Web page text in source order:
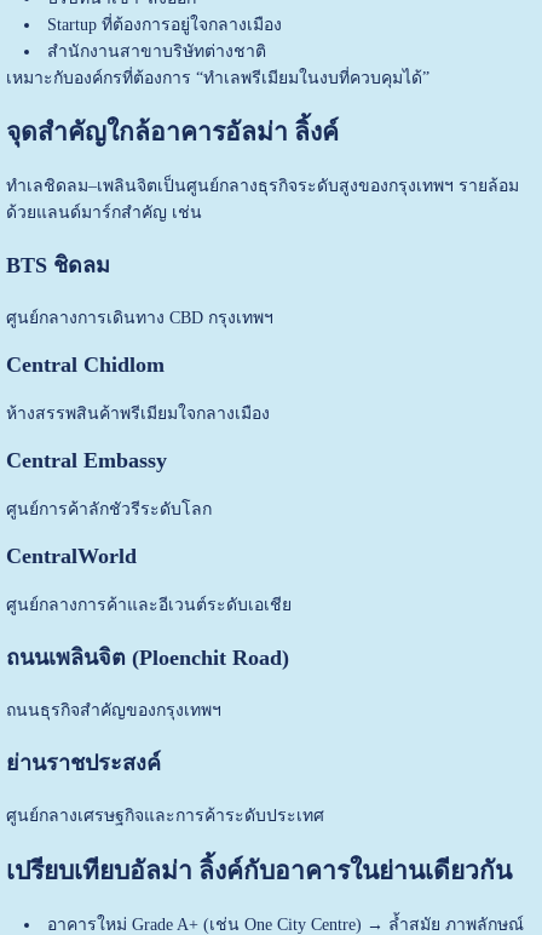
Startup ที่ต้องการอยู่ใจกลางเมือง
สำนักงานสาขาบริษัทต่างชาติ
เหมาะกับองค์กรที่ต้องการ “ทำเลพรีเมียมในงบที่ควบคุมได้”
จุดสำคัญใกล้อาคารอัลม่า ลิ้งค์
ทำเลชิดลม–เพลินจิตเป็นศูนย์กลางธุรกิจระดับสูงของกรุงเทพฯ รายล้อม
ด้วยแลนด์มาร์กสำคัญ เช่น
BTS ชิดลม
ศูนย์กลางการเดินทาง CBD กรุงเทพฯ
Central Chidlom
ห้างสรรพสินค้าพรีเมียมใจกลางเมือง
Central Embassy
ศูนย์การค้าลักชัวรีระดับโลก
CentralWorld
ศูนย์กลางการค้าและอีเวนต์ระดับเอเชีย
ถนนเพลินจิต (Ploenchit Road)
ถนนธุรกิจสำคัญของกรุงเทพฯ
ย่านราชประสงค์
ศูนย์กลางเศรษฐกิจและการค้าระดับประเทศ
เปรียบเทียบอัลม่า ลิ้งค์กับอาคารในย่านเดียวกัน
อาคารใหม่ Grade A+ (เช่น One City Centre) → ล้ำสมัย ภาพลักษณ์